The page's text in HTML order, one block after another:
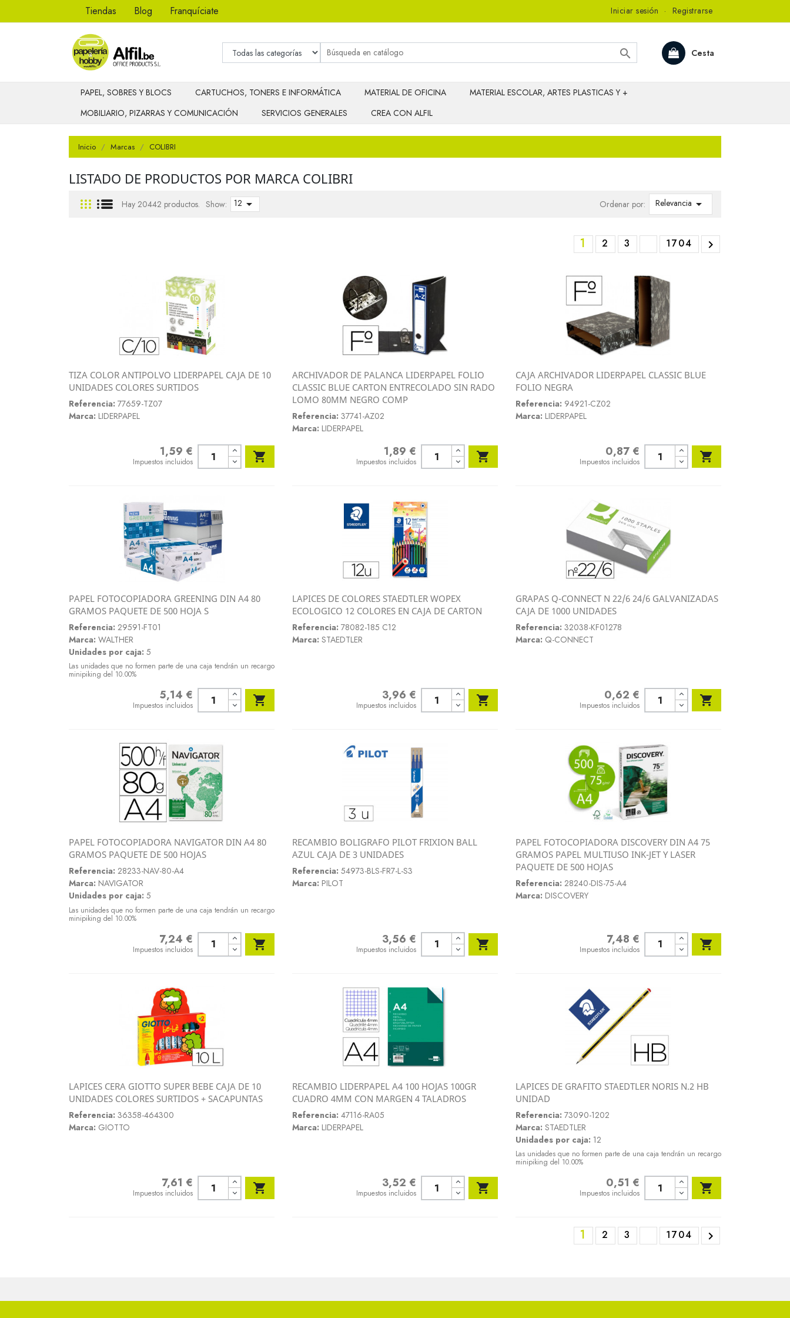
Tiendas Blog Franquíciate Iniciar sesión · Registrarse
Cesta

PAPEL, SOBRES Y BLOCS CARTUCHOS, TONERS E INFORMÁTICA MATERIAL DE OFICINA
MATERIAL ESCOLAR, ARTES PLASTICAS Y +
MOBILIARIO, PIZARRAS Y COMUNICACIÓN
SERVICIOS GENERALES CREA CON ALFIL
Inicio Marcas COLIBRI
LISTADO DE PRODUCTOS POR MARCA COLIBRI
Hay 20442 productos. Show: 12  Ordenar por: Relevancia 
1 2 3 1704 
 Vista rápida
TIZA COLOR ANTIPOLVO LIDERPAPEL CAJA DE 10
UNIDADES COLORES SURTIDOS
Referencia: 77659-TZ07
Marca: LIDERPAPEL
1,59 €
Impuestos incluidos 
Vista rápida
ARCHIVADOR DE PALANCA LIDERPAPEL FOLIO
CLASSIC BLUE CARTON ENTRECOLADO SIN RADO
LOMO 80MM NEGRO COMP
Referencia: 37741-AZ02
Marca: LIDERPAPEL
1,89 €
Impuestos incluidos 
CAJA ARCHIVADOR LIDERPAPEL CLASSIC BLUE
FOLIO NEGRA
Referencia: 94921-CZ02
Marca: LIDERPAPEL
0,87 €
Impuestos incluidos 
Vista rápida
PAPEL FOTOCOPIADORA GREENING DIN A4 80
GRAMOS PAQUETE DE 500 HOJA S
Referencia: 29591-FT01
Marca: WALTHER
Unidades por caja: 5
Las unidades que no formen parte de una caja tendrán un recargo
minipiking del 10.00%
5,14 €
Impuestos incluidos 
Vista rápida
LAPICES DE COLORES STAEDTLER WOPEX
ECOLOGICO 12 COLORES EN CAJA DE CARTON
Referencia: 78082-185 C12
Marca: STAEDTLER
3,96 €
Impuestos incluidos 
Vista rápida
GRAPAS Q-CONNECT N 22/6 24/6 GALVANIZADAS
CAJA DE 1000 UNIDADES
Referencia: 32038-KF01278
Marca: Q-CONNECT
0,62 €
Impuestos incluidos 
Vista rápida
PAPEL FOTOCOPIADORA NAVIGATOR DIN A4 80
GRAMOS PAQUETE DE 500 HOJAS
Referencia: 28233-NAV-80-A4
Marca: NAVIGATOR
Unidades por caja: 5
Las unidades que no formen parte de una caja tendrán un recargo
minipiking del 10.00%
7,24 €
Impuestos incluidos 
Vista rápida
RECAMBIO BOLIGRAFO PILOT FRIXION BALL
AZUL CAJA DE 3 UNIDADES
Referencia: 54973-BLS-FR7-L-S3
Marca: PILOT
3,56 €
Impuestos incluidos 
Vista rápida
PAPEL FOTOCOPIADORA DISCOVERY DIN A4 75
GRAMOS PAPEL MULTIUSO INK-JET Y LASER
PAQUETE DE 500 HOJAS
Referencia: 28240-DIS-75-A4
Marca: DISCOVERY
7,48 €
Impuestos incluidos 
 Vista rápida
LAPICES CERA GIOTTO SUPER BEBE CAJA DE 10
UNIDADES COLORES SURTIDOS + SACAPUNTAS
Referencia: 36358-464300
Marca: GIOTTO
7,61 €
Impuestos incluidos 
Vista rápida
RECAMBIO LIDERPAPEL A4 100 HOJAS 100GR
CUADRO 4MM CON MARGEN 4 TALADROS
Referencia: 47116-RA05
Marca: LIDERPAPEL
3,52 €
Impuestos incluidos 
LAPICES DE GRAFITO STAEDTLER NORIS N.2 HB
UNIDAD
Referencia: 73090-1202
Marca: STAEDTLER
Unidades por caja: 12
Las unidades que no formen parte de una caja tendrán un recargo
minipiking del 10.00%
0,51 €
Impuestos incluidos 
1 2 3 1704 